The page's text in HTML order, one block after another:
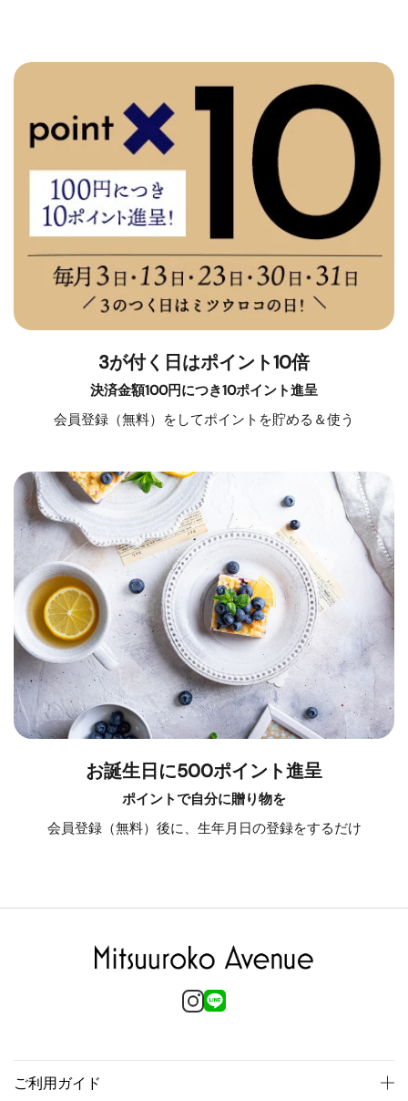
3が付く日はポイント10倍
決済金額100円につき10ポイント進呈
会員登録（無料）をしてポイントを貯める＆使う
お誕生日に500ポイント進呈
ポイントで自分に贈り物を
会員登録（無料）後に、生年月日の登録をするだけ
ご利用ガイド